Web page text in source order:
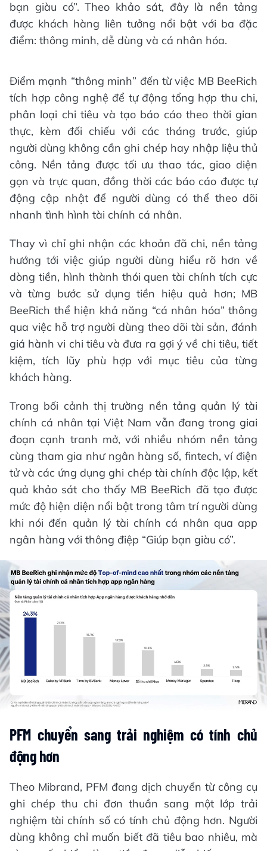
bạn giàu có”. Theo khảo sát, đây là nền tảng
được khách hàng liên tưởng nổi bật với ba đặc
điểm: thông minh, dễ dùng và cá nhân hóa.
Điểm mạnh “thông minh” đến từ việc MB BeeRich
tích hợp công nghệ để tự động tổng hợp thu chi,
phân loại chi tiêu và tạo báo cáo theo thời gian
thực, kèm đối chiếu với các tháng trước, giúp
người dùng không cần ghi chép hay nhập liệu thủ
công. Nền tảng được tối ưu thao tác, giao diện
gọn và trực quan, đồng thời các báo cáo được tự
động cập nhật để người dùng có thể theo dõi
nhanh tình hình tài chính cá nhân.
Thay vì chỉ ghi nhận các khoản đã chi, nền tảng
hướng tới việc giúp người dùng hiểu rõ hơn về
dòng tiền, hình thành thói quen tài chính tích cực
và từng bước sử dụng tiền hiệu quả hơn; MB
BeeRich thể hiện khả năng “cá nhân hóa” thông
qua việc hỗ trợ người dùng theo dõi tài sản, đánh
giá hành vi chi tiêu và đưa ra gợi ý về chi tiêu, tiết
kiệm, tích lũy phù hợp với mục tiêu của từng
khách hàng.
Trong bối cảnh thị trường nền tảng quản lý tài
chính cá nhân tại Việt Nam vẫn đang trong giai
đoạn cạnh tranh mở, với nhiều nhóm nền tảng
cùng tham gia như ngân hàng số, fintech, ví điện
tử và các ứng dụng ghi chép tài chính độc lập, kết
quả khảo sát cho thấy MB BeeRich đã tạo được
mức độ hiện diện nổi bật trong tâm trí người dùng
khi nói đến quản lý tài chính cá nhân qua app
ngân hàng với thông điệp “Giúp bạn giàu có”.
PFM chuyển sang trải nghiệm có tính chủ
động hơn
Theo Mibrand, PFM đang dịch chuyển từ công cụ
ghi chép thu chi đơn thuần sang một lớp trải
nghiệm tài chính số có tính chủ động hơn. Người
dùng không chỉ muốn biết đã tiêu bao nhiêu, mà